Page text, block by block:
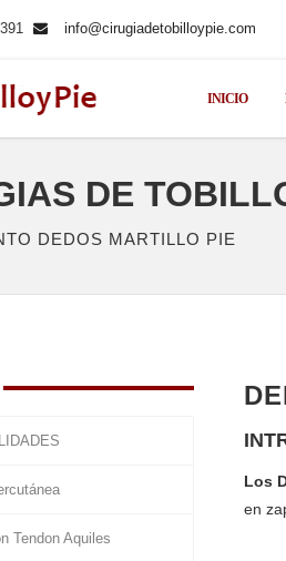
info@cirugiadetobilloypie.com
INICIO
DE
DEDOS MARTILLO PIE
Los
en
Tendon Aquiles